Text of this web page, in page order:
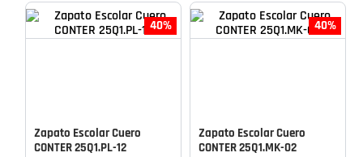
40%
Zapato Escolar Cuero
CONTER 25Q1.PL-12
40%
Zapato Escolar Cuero
CONTER 25Q1.MK-02